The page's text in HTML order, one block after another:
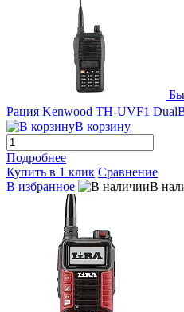
Рация Kenwood TH-UVF1
В корзину
Подробнее
Купить в 1 клик Сравнение
В избранное
В